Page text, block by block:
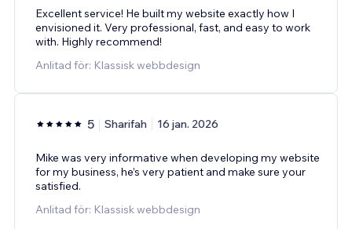
Excellent service! He built my website exactly how I
envisioned it. Very professional, fast, and easy to work
with. Highly recommend!
Anlitad för: Klassisk webbdesign
5 Sharifah 16 jan. 2026
Mike was very informative when developing my website
for my business, he’s very patient and make sure your
satisfied.
Anlitad för: Klassisk webbdesign